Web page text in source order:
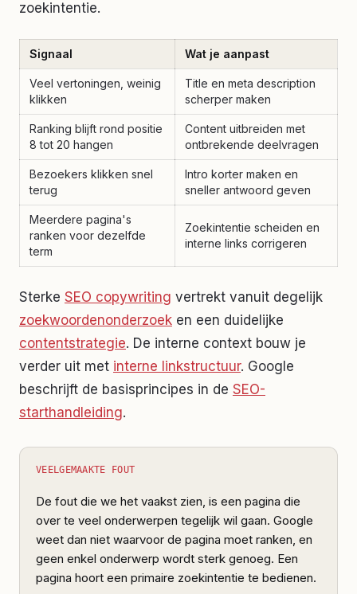
zoekintentie.
Signaal Wat je aanpast
Veel vertoningen, weinig
klikken
Title en meta description
scherper maken
Ranking blijft rond positie
8 tot 20 hangen
Content uitbreiden met
ontbrekende deelvragen
Bezoekers klikken snel
terug
Intro korter maken en
sneller antwoord geven
Meerdere pagina's
ranken voor dezelfde
term
Zoekintentie scheiden en
interne links corrigeren
Sterke SEO copywriting vertrekt vanuit degelijk
zoekwoordenonderzoek en een duidelijke
contentstrategie. De interne context bouw je
verder uit met interne linkstructuur. Google
beschrijft de basisprincipes in de SEO-
starthandleiding.
VEELGEMAAKTE FOUT
De fout die we het vaakst zien, is een pagina die
over te veel onderwerpen tegelijk wil gaan. Google
weet dan niet waarvoor de pagina moet ranken, en
geen enkel onderwerp wordt sterk genoeg. Een
pagina hoort een primaire zoekintentie te bedienen.